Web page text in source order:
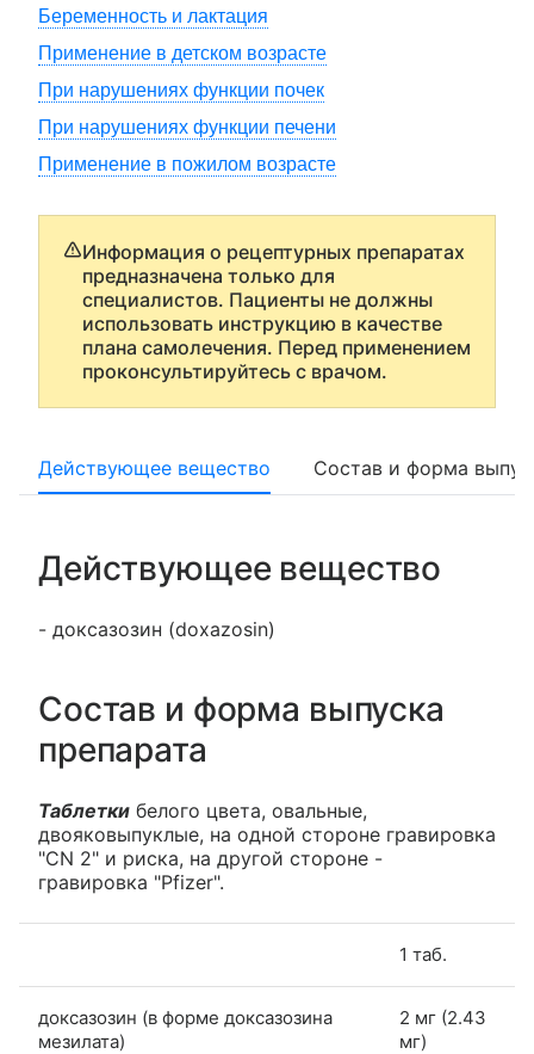
Беременность и лактация
Применение в детском возрасте
При нарушениях функции почек
При нарушениях функции печени
Применение в пожилом возрасте
Информация о рецептурных препаратах
предназначена только для
специалистов. Пациенты не должны
использовать инструкцию в качестве
плана самолечения. Перед применением
проконсультируйтесь с врачом.
Действующее вещество Состав и форма
Действующее вещество
- доксазозин (doxazosin)
Состав и форма выпуска
препарата
Таблетки белого цвета, овальные,
двояковыпуклые, на одной стороне гравировка
"CN 2" и риска, на другой стороне -
гравировка "Pfizer".
1 таб.
доксазозин (в форме доксазозина
мезилата)
2 мг (2.43
мг)